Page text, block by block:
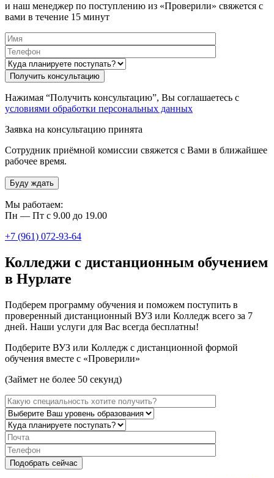
и наш менеджер по поступлению из «Проверили» свяжется с
вами в течение 15 минут
Нажимая “Получить консультацию”, Вы соглашаетесь с
условиями обработки персональных данных
Заявка на консультацию принята
Сотрудник приёмной комиссии свяжется с Вами в ближайшее
рабочее время.
Буду ждать
Мы работаем:
Пн — Пт с 9.00 до 19.00
+7 (961) 072-93-64
Колледжи с дистанционным обучением
в Нурлате
Подберем программу обучения и поможем поступить в
проверенный дистанционный ВУЗ или Колледж всего за 7
дней. Наши услуги для Вас всегда бесплатны!
Подберите ВУЗ или Колледж с дистанционной формой
обучения вместе с «Проверили»
(Займет не более 50 секунд)